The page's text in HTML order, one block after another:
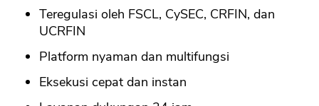
Teregulasi oleh FSCL, CySEC, CRFIN, dan
UCRFIN
Platform nyaman dan multifungsi
Eksekusi cepat dan instan